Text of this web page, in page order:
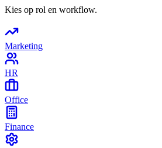
Kies op rol en workflow.
Marketing
HR
Office
Finance